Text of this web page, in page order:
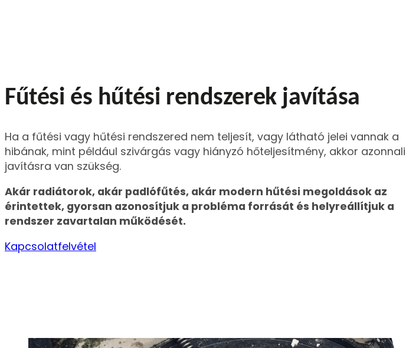
Fűtési és hűtési rendszerek javítása
Ha a fűtési vagy hűtési rendszered nem teljesít, vagy látható jelei vannak a
hibának, mint például szivárgás vagy hiányzó hőteljesítmény, akkor azonnali
javításra van szükség.
Akár radiátorok, akár padlófűtés, akár modern hűtési megoldások az
érintettek, gyorsan azonosítjuk a probléma forrását és helyreállítjuk a
rendszer zavartalan működését.
Kapcsolatfelvétel